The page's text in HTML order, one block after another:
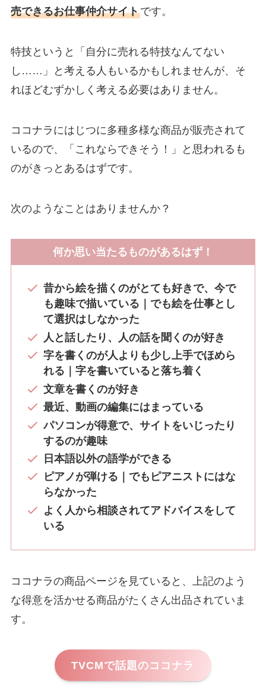
売できるお仕事仲介サイトです。
特技というと「自分に売れる特技なんてない
し……」と考える人もいるかもしれませんが、そ
れほどむずかしく考える必要はありません。
ココナラにはじつに多種多様な商品が販売されて
いるので、「これならできそう！」と思われるも
のがきっとあるはずです。
次のようなことはありませんか？
何か思い当たるものがあるはず！
昔から絵を描くのがとても好きで、今で
も趣味で描いている｜でも絵を仕事とし
て選択はしなかった
人と話したり、人の話を聞くのが好き
字を書くのが人よりも少し上手でほめら
れる｜字を書いていると落ち着く
文章を書くのが好き
最近、動画の編集にはまっている
パソコンが得意で、サイトをいじったり
するのが趣味
日本語以外の語学ができる
ピアノが弾ける｜でもピアニストにはな
らなかった
よく人から相談されてアドバイスをして
いる
ココナラの商品ページを見ていると、上記のよう
な得意を活かせる商品がたくさん出品されていま
す。
TVCMで話題のココナラ